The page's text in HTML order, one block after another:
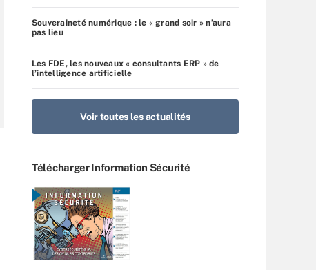
Souveraineté numérique : le « grand soir » n’aura
pas lieu
Les FDE, les nouveaux « consultants ERP » de
l’intelligence artificielle
Voir toutes les actualités
Télécharger Information Sécurité